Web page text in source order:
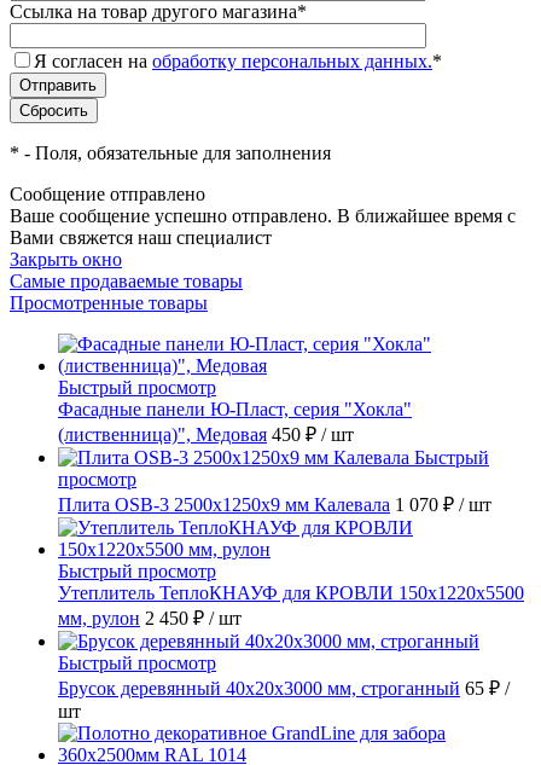
Ссылка на товар другого магазина*
Я согласен на обработку персональных данных.*
* - Поля, обязательные для заполнения
Сообщение отправлено
Ваше сообщение успешно отправлено. В ближайшее время с
Вами свяжется наш специалист
Закрыть окно
Самые продаваемые товары
Просмотренные товары
Быстрый просмотр
Фасадные панели Ю-Пласт, серия "Хокла"
(лиственница)", Медовая 450 ₽ / шт
Быстрый
просмотр
Плита OSB-3 2500x1250x9 мм Калевала 1 070 ₽ / шт
Быстрый просмотр
Утеплитель ТеплоКНАУФ для КРОВЛИ 150x1220x5500
мм, рулон 2 450 ₽ / шт
Быстрый просмотр
Брусок деревянный 40х20х3000 мм, строганный 65 ₽ /
шт